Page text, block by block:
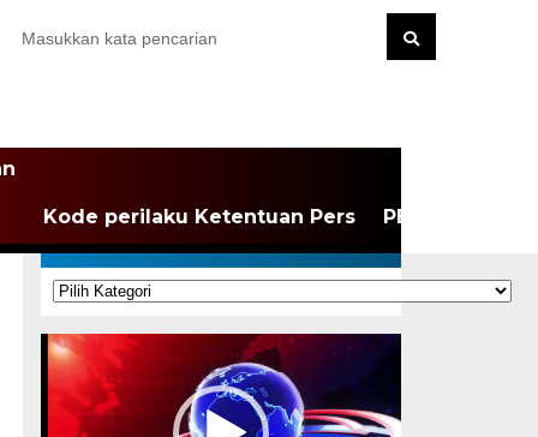
Kode perilaku Ketentuan Pers PEDOMAN
KATEGORI
Kategori
Pemutar
Video